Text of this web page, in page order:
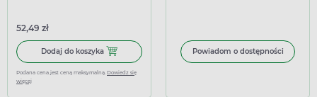
52,49 zł
Dodaj do koszyka Dodaj do koszyka Metronidazol Aurovitas 500 mg, 28
Podana cena jest ceną maksymalną. Dowiedz się
więcej
Powiadom o dostępności